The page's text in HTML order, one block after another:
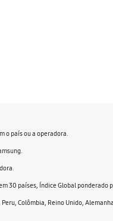
o país ou a operadora.
30 países, Índice Global
Colômbia, Reino Unido,